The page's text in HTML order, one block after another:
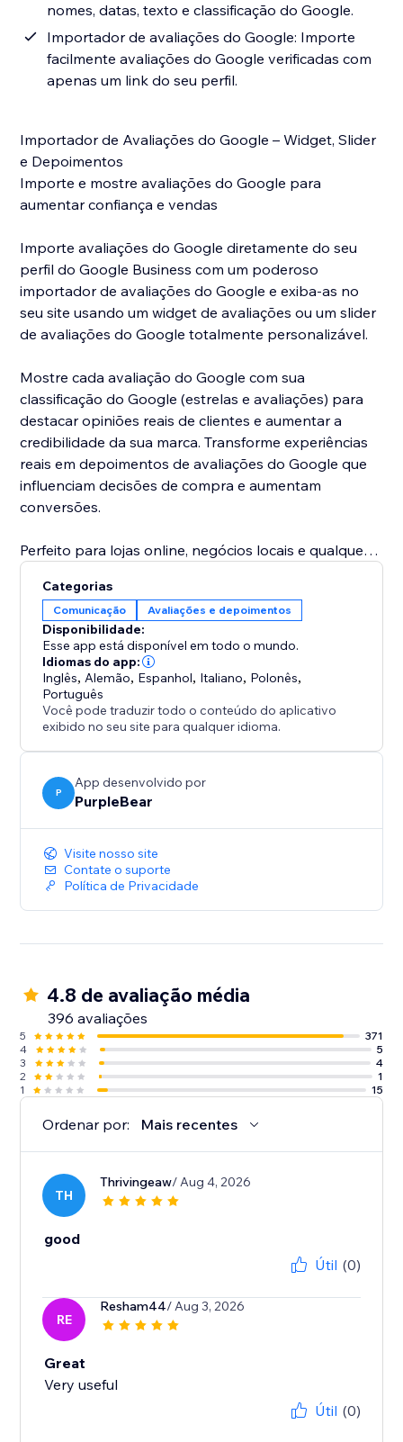
nomes, datas, texto e classificação do Google.
Importador de avaliações do Google: Importe
facilmente avaliações do Google verificadas com
apenas um link do seu perfil.
Importador de Avaliações do Google – Widget, Slider
e Depoimentos
Importe e mostre avaliações do Google para
aumentar confiança e vendas
Importe avaliações do Google diretamente do seu
perfil do Google Business com um poderoso
importador de avaliações do Google e exiba-as no
seu site usando um widget de avaliações ou um slider
de avaliações do Google totalmente personalizável.
Mostre cada avaliação do Google com sua
classificação do Google (estrelas e avaliações) para
destacar opiniões reais de clientes e aumentar a
credibilidade da sua marca. Transforme experiências
reais em depoimentos de avaliações do Google que
influenciam decisões de compra e aumentam
conversões.
Perfeito para lojas online, negócios locais e qualquer
prova social.
Este importador de avaliações do Google combina
funcionalidade e design para ajudar você a exibir
avaliações, classificações e depoimentos de clientes
de forma clara e profissional.
Adicione um widget de avaliações do Google ou um
slider de avaliações ao seu site e transforme feedback
confiança e as vendas.
Categorias
Comunicação Avaliações e depoimentos
Disponibilidade:
Esse app está disponível em todo o mundo.
Idiomas do app:
Inglês, Alemão, Espanhol, Italiano, Polonês,
Português
Você pode traduzir todo o conteúdo do aplicativo
exibido no seu site para qualquer idioma.
P
App desenvolvido por
PurpleBear
Visite nosso site
Contate o suporte
Política de Privacidade
4.8 de avaliação média
396 avaliações
5
371
4
5
3
4
2
1
1
15
Ordenar por: Mais recentes
TH
Thrivingeaw/ Aug 4, 2026
good
Útil (0)
RE
Resham44/ Aug 3, 2026
Great
Very useful
Útil (0)